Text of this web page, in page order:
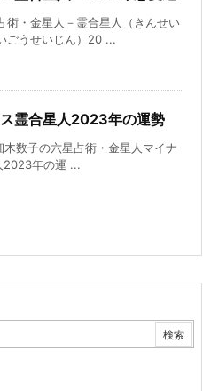
術・金星人－霊合星人（きんせい
ごうせいじん）20 ...
霊合星人2023年の運勢
数子の六星占術・金星人マイナ
2023年の運 ...